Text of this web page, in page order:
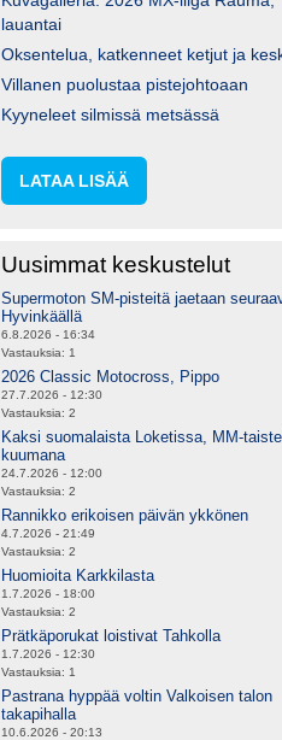
lauantai
Oksentelua, katkenneet ketjut ja
Villanen puolustaa pistejohtoaan
Kyyneleet silmissä metsässä
LATAA LISÄÄ
Uusimmat keskustelut
Supermoton SM-pisteitä jaetaan
Hyvinkäällä
6.8.2026 - 16:34
Vastauksia: 1
2026 Classic Motocross, Pippo
27.7.2026 - 12:30
Vastauksia: 2
Kaksi suomalaista Loketissa, MM-
kuumana
24.7.2026 - 12:00
Vastauksia: 2
Rannikko erikoisen päivän ykkönen
4.7.2026 - 21:49
Vastauksia: 2
Huomioita Karkkilasta
1.7.2026 - 18:00
Vastauksia: 2
Prätkäporukat loistivat Tahkolla
1.7.2026 - 12:30
Vastauksia: 1
Pastrana hyppää voltin Valkoisen talon
takapihalla
10.6.2026 - 20:13